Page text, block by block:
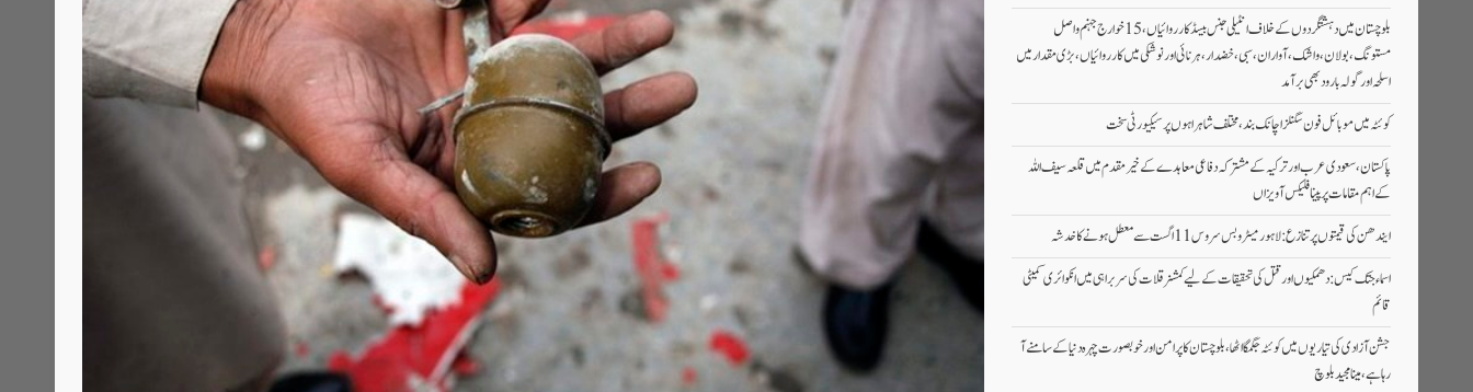
بلوچستان میں دہشتگردوں کے خلاف انٹیلی جنس بیسڈ کارروائیاں، 15خوارج جہنم واصل
مستونگ، بولان، واشک، آواران، سبی، خضدار، ہرنائی اور نوشکی میں کارروائیاں،بڑی مقدار میں
اسلحہ اور گولہ بارود بھی برآمد
کوئٹہ میں موبائل فون سگنلز اچانک بند، مختلف شاہراہوں پر سیکیورٹی سخت
پاکستان، سعودی عرب اور ترکیہ کے مشترکہ دفاعی معاہدے کے خیرمقدم میں قلعہ سیف اللہ
کے اہم مقامات پر پینا فلیکس آویزاں
ایندھن کی قیمتوں پر تنازع: لاہور میٹرو بس سروس 11 اگست سے معطل ہونے کا خدشہ
اسماء جتک کیس: دھمکیوں اور قتل کی تحقیقات کے لیے کمشنر قلات کی سربراہی میں انکوائری کمیٹی
قائم
جشن آزادی کی تیاریوں میں کوئٹہ جگمگا اٹھا، بلوچستان کا پرامن اور خوبصورت چہرہ دنیا کے سامنے آ
رہا ہے، مینا مجید بلوچ